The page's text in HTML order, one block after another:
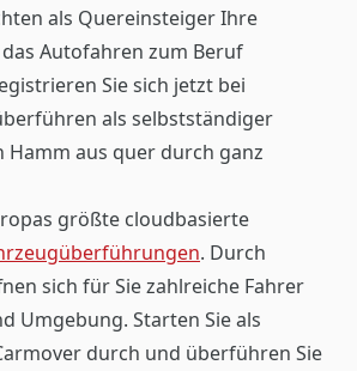
als Quereinsteiger Ihre
Autofahren zum Beruf
Sie sich jetzt bei
als selbstständiger
Hamm aus quer durch ganz
größte cloudbasierte
. Durch
sich für Sie zahlreiche Fahrer
Umgebung. Starten Sie als
durch und überführen Sie